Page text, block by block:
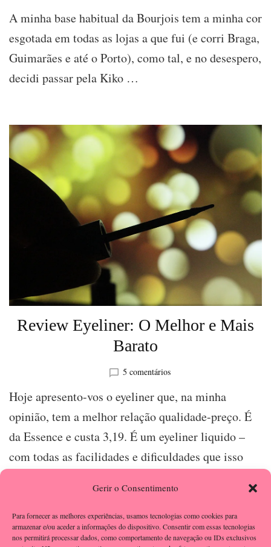
Gerir o Consentimento
Para fornecer as melhores experiências, usamos tecnologias como cookies para
armazenar e/ou aceder a informações do dispositivo. Consentir com essas tecnologias
nos permitirá processar dados, como comportamento de navegação ou IDs exclusivos
Base
em
Mousse
A minha base habitual da Bourjois tem a minha cor
esgotada em todas as lojas a que fui (e corri Braga,
Guimarães e até o Porto), como tal, e no desespero,
decidi passar pela Kiko …
Review Eyeliner: O Melhor e Mais
Barato
5 comentáriosem
Eyeliner:
Melhor
e
Barato
Hoje apresento-vos o eyeliner que, na minha
opinião, tem a melhor relação qualidade-preço. É
da Essence e custa 3,19. É um eyeliner liquido –
com todas as facilidades e dificuldades que isso